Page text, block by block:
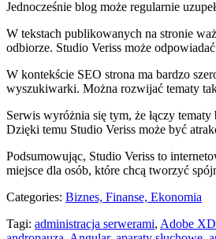
Jednocześnie blog może regularnie
W tekstach publikowanych na stronie
odbiorze. Studio Veriss może
W kontekście SEO strona ma bardzo
wyszukiwarki. Można rozwijać tematy
Serwis wyróżnia się tym, że łączy
Dzięki temu Studio Veriss może być
Podsumowując, Studio Veriss to
miejsce dla osób, które chcą tworzyć
Categories: Biznes, Finanse, Ekonomia
Tagi: administracja serwerami, Adobe XD